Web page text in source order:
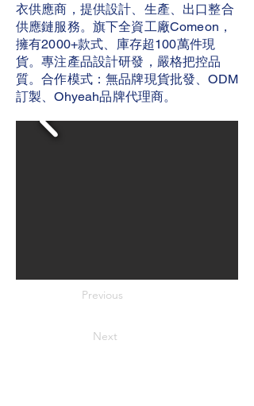
衣供應商，提供設計、生產、出口整合
供應鏈服務。旗下全資工廠Comeon，
擁有2000+款式、庫存超100萬件現
貨。專注產品設計研發，嚴格把控品
質。合作模式：無品牌現貨批發、ODM
訂製、Ohyeah品牌代理商。
Previous
Next